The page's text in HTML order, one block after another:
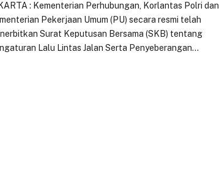
: Kementerian Perhubungan, Korlantas Polri dan
Pekerjaan Umum (PU) secara resmi telah
Surat Keputusan Bersama (SKB) tentang
Lalu Lintas Jalan Serta Penyeberangan…